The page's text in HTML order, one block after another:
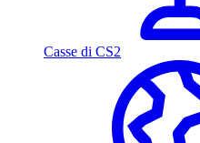
Casse di CS2